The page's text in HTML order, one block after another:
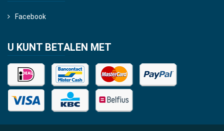
Facebook
U KUNT BETALEN MET